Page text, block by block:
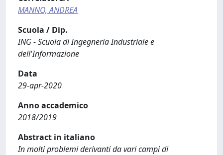
MANNO, ANDREA
Scuola / Dip.
ING - Scuola di Ingegneria Industriale e
dell'Informazione
Data
29-apr-2020
Anno accademico
2018/2019
Abstract in italiano
In molti problemi derivanti da vari campi di